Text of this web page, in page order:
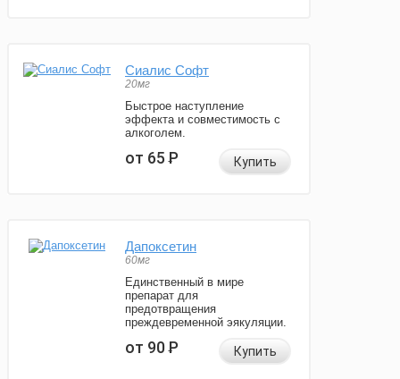
Сиалис Софт
20мг
Быстрое наступление
эффекта и совместимость с
алкоголем.
от 65Р Купить
Дапоксетин
60мг
Единственный в мире
препарат для
предотвращения
преждевременной эякуляции.
от 90Р Купить